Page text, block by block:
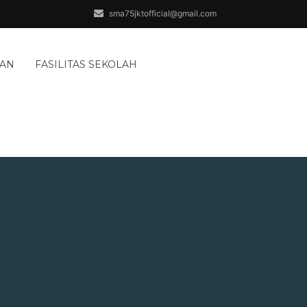
sma75jktofficial@gmail.com
FASILITAS SEKOLAH